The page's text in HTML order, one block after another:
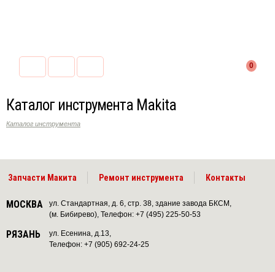
0
Каталог инструмента Makita
Каталог инструмента
Запчасти Макита Ремонт инструмента Контакты
МОСКВА
ул. Стандартная, д. 6, стр. 38, здание завода БКСМ,
(м. Бибирево), Телефон: +7 (495) 225-50-53
РЯЗАНЬ
ул. Есенина, д.13,
Телефон: +7 (905) 692-24-25